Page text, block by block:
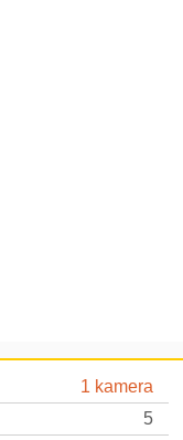
1 kamera
5